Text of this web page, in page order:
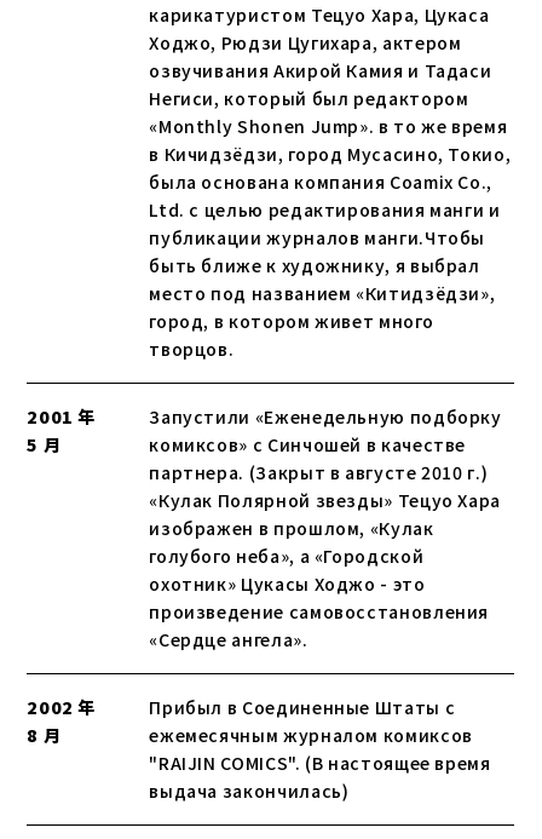
карикатуристом Тецуо Хара, Цукаса
Ходжо, Рюдзи Цугихара, актером
озвучивания Акирой Камия и Тадаси
Негиси, который был редактором
«Monthly Shonen Jump». в то же время
в Кичидзёдзи, город Мусасино, Токио,
была основана компания Coamix Co.,
Ltd. с целью редактирования манги и
публикации журналов манги.Чтобы
быть ближе к художнику, я выбрал
место под названием «Китидзёдзи»,
город, в котором живет много
творцов.
2001 年
5 月
Запустили «Еженедельную подборку
комиксов» с Синчошей в качестве
партнера. (Закрыт в августе 2010 г.)
«Кулак Полярной звезды» Тецуо Хара
изображен в прошлом, «Кулак
голубого неба», а «Городской
охотник» Цукасы Ходжо - это
произведение самовосстановления
«Сердце ангела».
2002 年
8 月
Прибыл в Соединенные Штаты с
ежемесячным журналом комиксов
"RAIJIN COMICS". (В настоящее время
выдача закончилась)